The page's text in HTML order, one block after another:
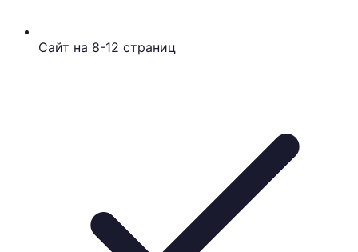
Сайт на 8-12 страниц